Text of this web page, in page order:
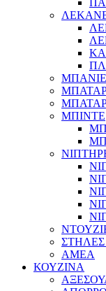
ΜΠΙΝΤΕ
ΑΜΕΑ
ΚΟΥΖΙΝΑ